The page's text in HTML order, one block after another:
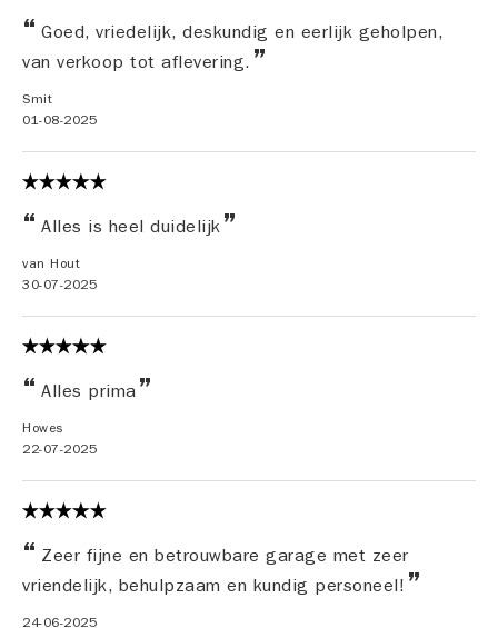
Goed, vriedelijk, deskundig en eerlijk geholpen,
van verkoop tot aflevering.
Smit
01-08-2025
Alles is heel duidelijk
van Hout
30-07-2025
Alles prima
Howes
22-07-2025
Zeer fijne en betrouwbare garage met zeer
vriendelijk, behulpzaam en kundig personeel!
24-06-2025